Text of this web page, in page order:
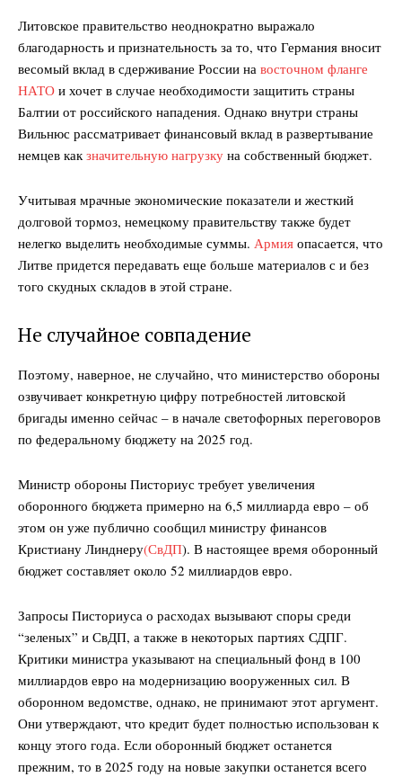
Литовское правительство неоднократно выражало
благодарность и признательность за то, что Германия вносит
весомый вклад в сдерживание России на восточном фланге
НАТО и хочет в случае необходимости защитить страны
Балтии от российского нападения. Однако внутри страны
Вильнюс рассматривает финансовый вклад в развертывание
немцев как значительную нагрузку на собственный бюджет.
Учитывая мрачные экономические показатели и жесткий
долговой тормоз, немецкому правительству также будет
нелегко выделить необходимые суммы. Армия опасается, что
Литве придется передавать еще больше материалов с и без
того скудных складов в этой стране.
Не случайное совпадение
Поэтому, наверное, не случайно, что министерство обороны
озвучивает конкретную цифру потребностей литовской
бригады именно сейчас – в начале светофорных переговоров
по федеральному бюджету на 2025 год.
Министр обороны Писториус требует увеличения
оборонного бюджета примерно на 6,5 миллиарда евро – об
этом он уже публично сообщил министру финансов
Кристиану Линднеру(СвДП). В настоящее время оборонный
бюджет составляет около 52 миллиардов евро.
Запросы Писториуса о расходах вызывают споры среди
“зеленых” и СвДП, а также в некоторых партиях СДПГ.
Критики министра указывают на специальный фонд в 100
миллиардов евро на модернизацию вооруженных сил. В
оборонном ведомстве, однако, не принимают этот аргумент.
Они утверждают, что кредит будет полностью использован к
концу этого года. Если оборонный бюджет останется
прежним, то в 2025 году на новые закупки останется всего